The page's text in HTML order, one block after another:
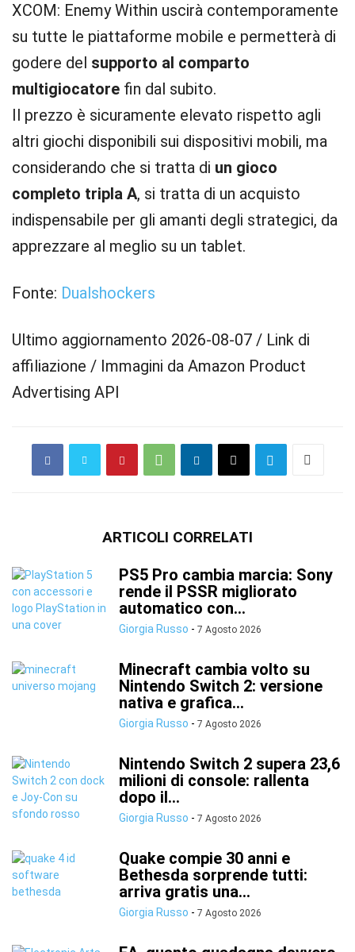
XCOM: Enemy Within uscirà contemporamente
su tutte le piattaforme mobile e permetterà di
godere del supporto al comparto
multigiocatore fin dal subito.
Il prezzo è sicuramente elevato rispetto agli
altri giochi disponibili sui dispositivi mobili, ma
considerando che si tratta di un gioco
completo tripla A, si tratta di un acquisto
indispensabile per gli amanti degli strategici, da
apprezzare al meglio su un tablet.
Fonte: Dualshockers
Ultimo aggiornamento 2026-08-07 / Link di
affiliazione / Immagini da Amazon Product
Advertising API
ARTICOLI CORRELATI
PS5 Pro cambia marcia: Sony
rende il PSSR migliorato
automatico con...
Giorgia Russo - 7 Agosto 2026
Minecraft cambia volto su
Nintendo Switch 2: versione
nativa e grafica...
Giorgia Russo - 7 Agosto 2026
Nintendo Switch 2 supera 23,6
milioni di console: rallenta
dopo il...
Giorgia Russo - 7 Agosto 2026
Quake compie 30 anni e
Bethesda sorprende tutti:
arriva gratis una...
Giorgia Russo - 7 Agosto 2026